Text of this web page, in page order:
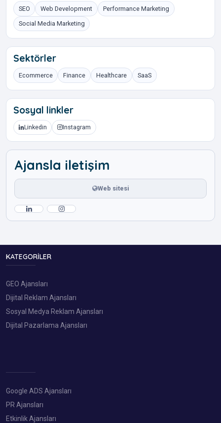
SEO Web Development Performance Marketing
Social Media Marketing
Sektörler
Ecommerce Finance Healthcare SaaS
Sosyal linkler
Linkedin Instagram
Ajansla iletişim
Web sitesi
KATEGORILER
GEO Ajansları
Dijital Reklam Ajansları
Sosyal Medya Reklam Ajansları
Dijital Pazarlama Ajansları
Google ADS Ajansları
PR Ajansları
Etkinlik Ajansları